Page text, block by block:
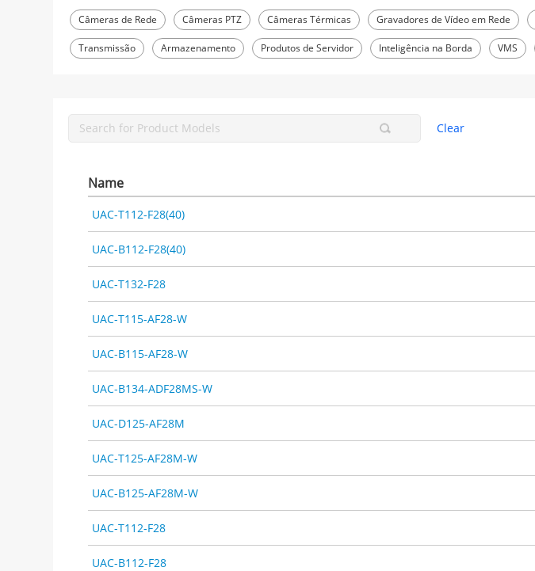
Câmeras de Rede Câmeras PTZ Câmeras Térmicas Gravadores de Vídeo em Rede
Transmissão Armazenamento Produtos de Servidor Inteligência na Borda VMS
Clear
Name
UAC-T112-F28(40)
UAC-B112-F28(40)
UAC-T132-F28
UAC-T115-AF28-W
UAC-B115-AF28-W
UAC-B134-ADF28MS-W
UAC-D125-AF28M
UAC-T125-AF28M-W
UAC-B125-AF28M-W
UAC-T112-F28
UAC-B112-F28